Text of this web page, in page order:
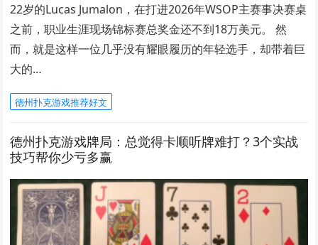
22岁的Lucas Jumalon，在打进2026年WSOP主赛事决赛桌
之前，职业生涯现场锦标赛总奖金还不到18万美元。 然
而，就是这样一位几乎没有耀眼履历的年轻选手，却带着巨
大的…
德州扑克游戏推荐好文
德州扑克游戏牌局：总觉得卡顺听牌难打？3个实战
技巧帮你少亏多赢